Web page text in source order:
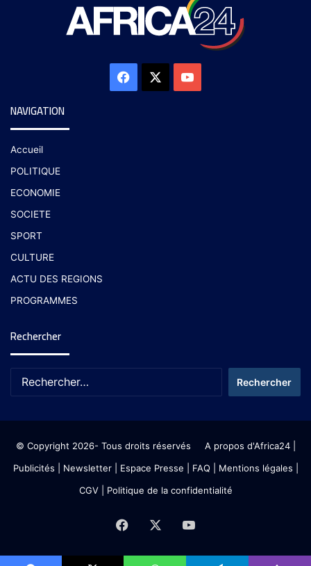
NAVIGATION
Accueil
POLITIQUE
ECONOMIE
SOCIETE
SPORT
CULTURE
ACTU DES REGIONS
PROGRAMMES
Rechercher
© Copyright 2026- Tous droits réservés A propos d'Africa24|
Publicités
Newsletter| Espace Presse | FAQ | Mentions légales
CGV| Politique de la confidentialité